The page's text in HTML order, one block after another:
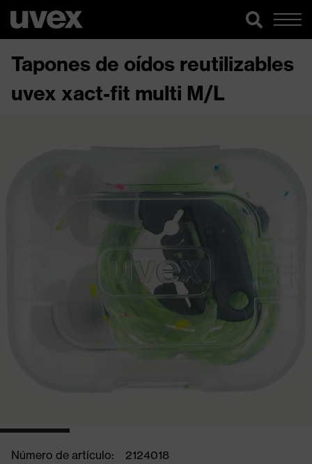
Tapones de oídos reutilizables
uvex xact-fit multi M/L
Número de artículo:
2124018